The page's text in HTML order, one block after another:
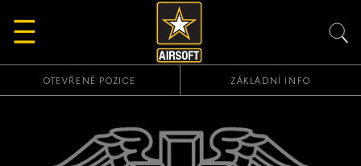
OTEVŘENÉ POZICE ZÁKLADNÍ INFO
ZŮSTAŇME V KONTAKTU!